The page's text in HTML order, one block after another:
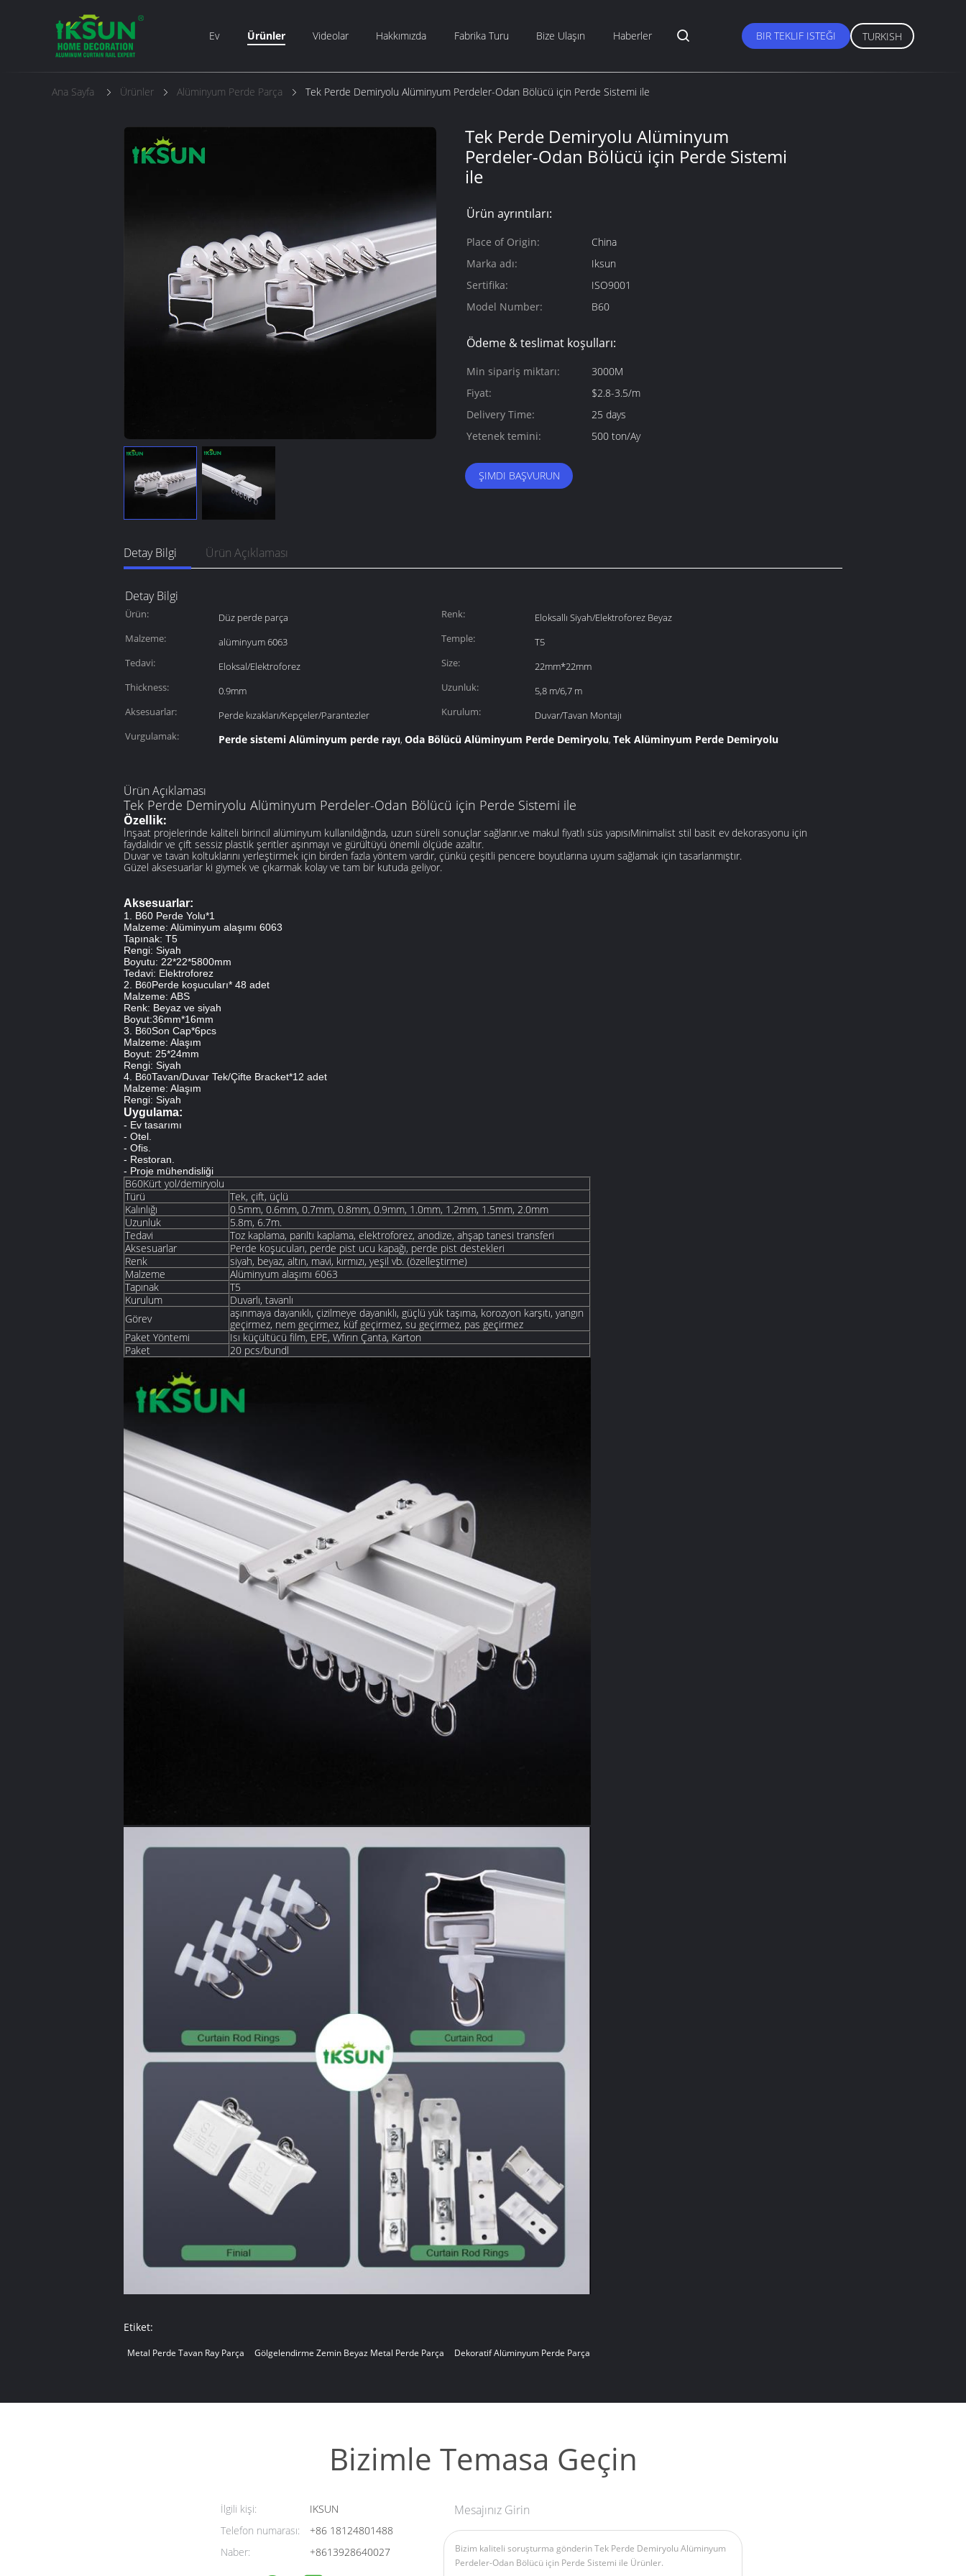
Ev Ürünler Videolar Hakkımızda Fabrika Turu Bize Ulaşın Haberler BIR TEKLIF ISTEĞI TURKISH
Ana Sayfa Ürünler Alüminyum Perde Parça Tek Perde Demiryolu Alüminyum Perdeler-Odan Bölücü için Perde Sistemi ile
Tek Perde Demiryolu Alüminyum
Perdeler-Odan Bölücü için Perde Sistemi
ile
Ürün ayrıntıları:
Place of Origin:
China
Marka adı:
Iksun
Sertifika:
ISO9001
Model Number:
B60
Ödeme & teslimat koşulları:
Min sipariş miktarı:
3000M
Fiyat:
$2.8-3.5/m
Delivery Time:
25 days
Yetenek temini:
500 ton/Ay
ŞIMDI BAŞVURUN
Detay Bilgi Ürün Açıklaması
Detay Bilgi
Ürün: Düz perde parça Renk:
Eloksallı Siyah/Elektroforez Beyaz
Malzeme:
alüminyum 6063 Temple:
T5
Tedavi:
Eloksal/Elektroforez Size:
22mm*22mm
Thickness:
0.9mm Uzunluk:
5,8 m/6,7 m
Aksesuarlar:
Perde kızakları/Kepçeler/Parantezler Kurulum:
Duvar/Tavan Montajı
Vurgulamak:
Perde sistemi Alüminyum perde rayı, Oda Bölücü Alüminyum Perde Demiryolu, Tek Alüminyum Perde Demiryolu
Ürün Açıklaması
Tek Perde Demiryolu Alüminyum Perdeler-Odan Bölücü için Perde Sistemi ile
Özellik:
İnşaat projelerinde kaliteli birincil alüminyum kullanıldığında, uzun süreli sonuçlar sağlanır.ve makul fiyatlı süs yapısıMinimalist stil basit ev dekorasyonu için
faydalıdır ve çift sessiz plastik şeritler aşınmayı ve gürültüyü önemli ölçüde azaltır.
Duvar ve tavan koltuklarını yerleştirmek için birden fazla yöntem vardır, çünkü çeşitli pencere boyutlarına uyum sağlamak için tasarlanmıştır.
Güzel aksesuarlar ki giymek ve çıkarmak kolay ve tam bir kutuda geliyor.
Aksesuarlar:
1. B60 Perde Yolu*1
Malzeme: Alüminyum alaşımı 6063
Tapınak: T5
Rengi: Siyah
Boyutu: 22*22*5800mm
Tedavi: Elektroforez
2. B60Perde koşucuları* 48 adet
Malzeme: ABS
Renk: Beyaz ve siyah
Boyut:36mm*16mm
3. B60Son Cap*6pcs
Malzeme: Alaşım
Boyut: 25*24mm
Rengi: Siyah
4. B60Tavan/Duvar Tek/Çifte Bracket*12 adet
Malzeme: Alaşım
Rengi: Siyah
Uygulama:
- Ev tasarımı
- Otel.
- Ofis.
- Restoran.
- Proje mühendisliği
B60Kürt yol/demiryolu
Türü
Tek, çift, üçlü
Kalınlığı
0.5mm, 0.6mm, 0.7mm, 0.8mm, 0.9mm, 1.0mm, 1.2mm, 1.5mm, 2.0mm
Uzunluk
5.8m, 6.7m.
Tedavi
Toz kaplama, parıltı kaplama, elektroforez, anodize, ahşap tanesi transferi
Aksesuarlar
Perde koşucuları, perde pist ucu kapağı, perde pist destekleri
Renk
siyah, beyaz, altın, mavi, kırmızı, yeşil vb. (özelleştirme)
Malzeme
Alüminyum alaşımı 6063
Tapınak
T5
Kurulum
Duvarlı, tavanlı
Görev
aşınmaya dayanıklı, çizilmeye dayanıklı, güçlü yük taşıma, korozyon karşıtı, yangın
geçirmez, nem geçirmez, küf geçirmez, su geçirmez, pas geçirmez
Paket Yöntemi
Isı küçültücü film, EPE, Wfırın Çanta, Karton
Paket
20 pcs/bundl
Etiket:
Metal Perde Tavan Ray Parça Gölgelendirme Zemin Beyaz Metal Perde Parça Dekoratif Alüminyum Perde Parça
Bizimle Temasa Geçin
İlgili kişi:
IKSUN
Telefon numarası:
+86 18124801488
Naber:
+8613928640027
Mesajınız Girin